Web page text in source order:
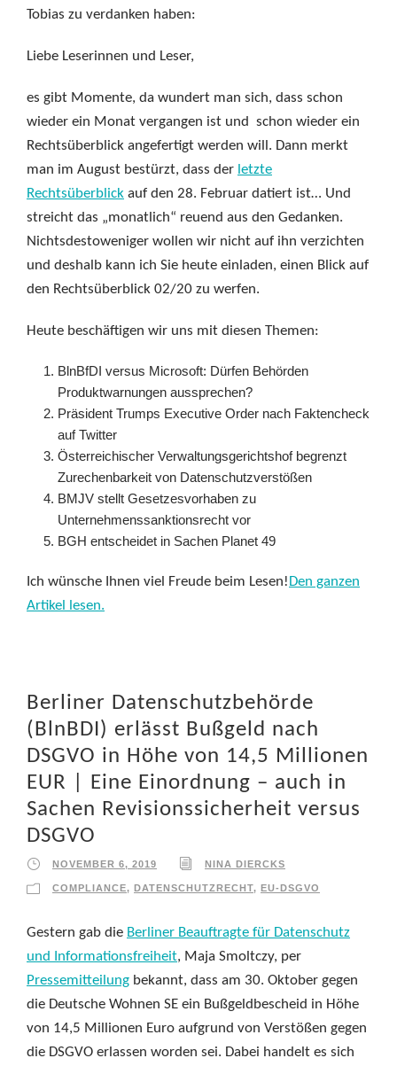
Tobias zu verdanken haben:
Liebe Leserinnen und Leser,
es gibt Momente, da wundert man sich, dass schon
wieder ein Monat vergangen ist und schon wieder ein
Rechtsüberblick angefertigt werden will. Dann merkt
man im August bestürzt, dass der letzte
Rechtsüberblick auf den 28. Februar datiert ist… Und
streicht das „monatlich“ reuend aus den Gedanken.
Nichtsdestoweniger wollen wir nicht auf ihn verzichten
und deshalb kann ich Sie heute einladen, einen Blick auf
den Rechtsüberblick 02/20 zu werfen.
Heute beschäftigen wir uns mit diesen Themen:
BlnBfDI versus Microsoft: Dürfen Behörden
Produktwarnungen aussprechen?
Präsident Trumps Executive Order nach Faktencheck
auf Twitter
Österreichischer Verwaltungsgerichtshof begrenzt
Zurechenbarkeit von Datenschutzverstößen
BMJV stellt Gesetzesvorhaben zu
Unternehmenssanktionsrecht vor
BGH entscheidet in Sachen Planet 49
Ich wünsche Ihnen viel Freude beim Lesen! Den ganzen
Artikel lesen.
Berliner Datenschutzbehörde
(BlnBDI) erlässt Bußgeld nach
DSGVO in Höhe von 14,5 Millionen
EUR | Eine Einordnung – auch in
Sachen Revisionssicherheit versus
DSGVO
NOVEMBER 6, 2019 NINA DIERCKS
COMPLIANCE, DATENSCHUTZRECHT, EU-DSGVO
Gestern gab die Berliner Beauftragte für Datenschutz
und Informationsfreiheit, Maja Smoltczy, per
Pressemitteilung bekannt, dass am 30. Oktober gegen
die Deutsche Wohnen SE ein Bußgeldbescheid in Höhe
von 14,5 Millionen Euro aufgrund von Verstößen gegen
die DSGVO erlassen worden sei. Dabei handelt es sich